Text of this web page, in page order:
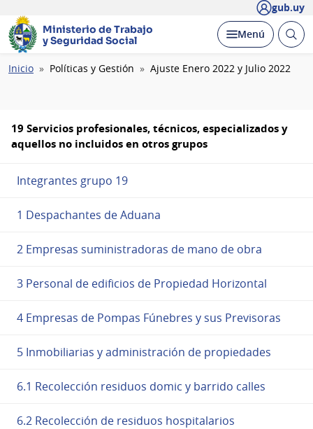
gub.uy
Ministerio de Trabajo
y Seguridad Social
Desplegar
Menú Abrir
Ruta
Inicio Políticas y Gestión Ajuste Enero 2022 y Julio 2022
19 Servicios profesionales, técnicos, especializados y
aquellos no incluidos en otros grupos
Integrantes grupo 19
1 Despachantes de Aduana
2 Empresas suministradoras de mano de obra
3 Personal de edificios de Propiedad Horizontal
4 Empresas de Pompas Fúnebres y sus Previsoras
5 Inmobiliarias y administración de propiedades
6.1 Recolección residuos domic y barrido calles
6.2 Recolección de residuos hospitalarios